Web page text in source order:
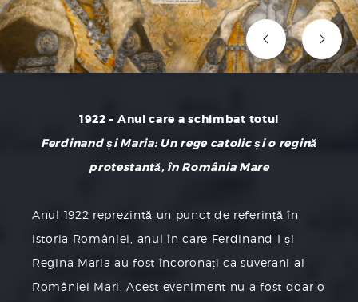
1922 – Anul care a schimbat totul
Ferdinand și Maria: Un rege catolic și o regină
protestantă, în România Mare
Anul 1922 reprezintă un punct de referință în
istoria României, anul în care Ferdinand I și
Regina Maria au fost încoronați ca suverani ai
României Mari. Acest eveniment nu a fost doar o